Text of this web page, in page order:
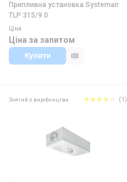
Припливна установка Systemair
TLP 315/9.0
Ціна
Ціна за запитом
Купити
Знятий з виробництва (1)